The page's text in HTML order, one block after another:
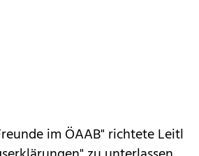
im ÖAAB" richtete Leitl